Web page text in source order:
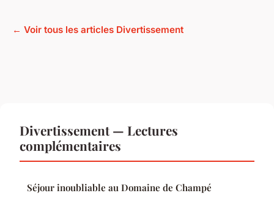
← Voir tous les articles Divertissement
Divertissement — Lectures
complémentaires
Séjour inoubliable au Domaine de Champé